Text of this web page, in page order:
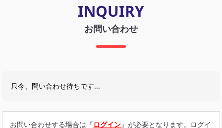
INQUIRY
お問い合わせ
只今、問い合わせ待ちです...
お問い合わせする場合は『ログイン』が必要となります。ログイ